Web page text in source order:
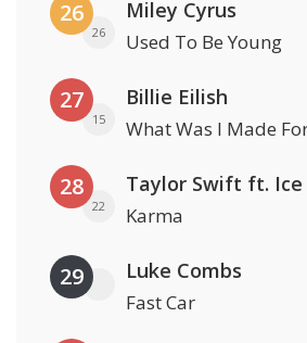
26
26
Miley Cyrus
Used To Be Young
27
15
Billie Eilish
What Was I Made
28
22
Taylor Swift ft. Ice
Karma
29 Luke Combs
Fast Car